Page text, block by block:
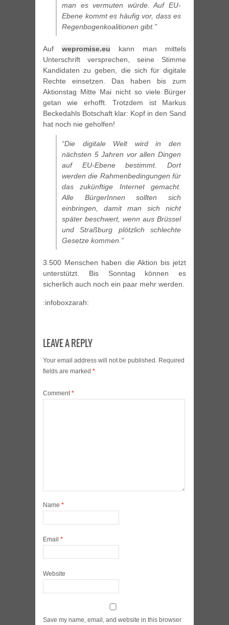
man es vermuten würde. Auf EU-
Ebene kommt es häufig vor, dass es
Regenbogenkoalitionen gibt.”
Auf wepromise.eu kann man mittels
Unterschrift versprechen, seine Stimme
Kandidaten zu geben, die sich für digitale
Rechte einsetzen. Das haben bis zum
Aktionstag Mitte Mai nicht so viele Bürger
getan wie erhofft. Trotzdem ist Markus
Beckedahls Botschaft klar: Kopf in den Sand
hat noch nie geholfen!
“Die digitale Welt wird in den
nächsten 5 Jahren vor allen Dingen
auf EU-Ebene bestimmt. Dort
werden die Rahmenbedingungen für
das zukünftige Internet gemacht.
Alle BürgerInnen sollten sich
einbringen, damit man sich nicht
später beschwert, wenn aus Brüssel
und Straßburg plötzlich schlechte
Gesetze kommen.”
3.500 Menschen haben die Aktion bis jetzt
unterstützt. Bis Sonntag können es
sicherlich auch noch ein paar mehr werden.
:infoboxzarah:
LEAVE A REPLY
Your email address will not be published. Required
fields are marked *
Comment*
Name *
Email *
Website
Save my name, email, and website in this browser